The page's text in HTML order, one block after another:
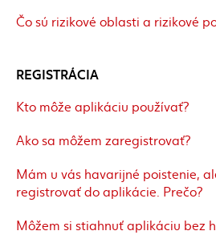
Čo sú rizikové oblasti a rizikové
REGISTRÁCIA
Kto môže aplikáciu používať?
Ako sa môžem zaregistrovať?
Mám u vás havarijné poistenie,
registrovať do aplikácie. Prečo?
Môžem si stiahnuť aplikáciu bez